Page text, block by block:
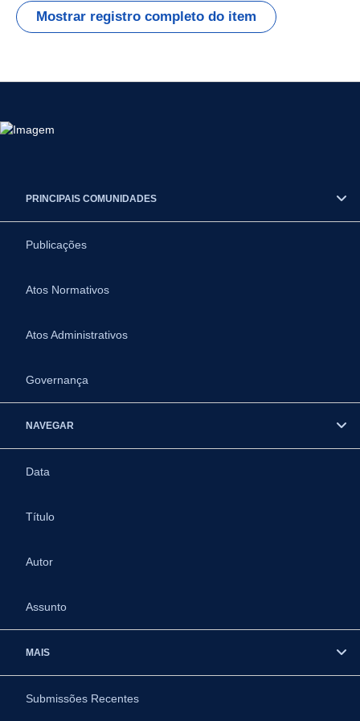
Mostrar registro completo do item
PRINCIPAIS COMUNIDADES
Publicações
Atos Normativos
Atos Administrativos
Governança
NAVEGAR
Data
Título
Autor
Assunto
MAIS
Submissões Recentes